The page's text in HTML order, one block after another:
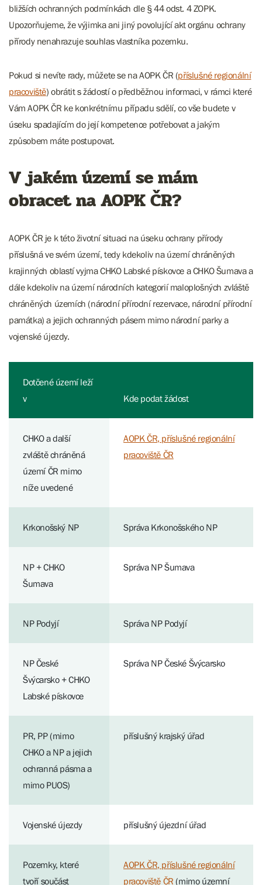
bližších ochranných podmínkách dle § 44 odst. 4 ZOPK.
Upozorňujeme, že výjimka ani jiný povolující akt orgánu ochrany
přírody nenahrazuje souhlas vlastníka pozemku.
Pokud si nevíte rady, můžete se na AOPK ČR (příslušné regionální
pracoviště) obrátit s žádostí o předběžnou informaci, v rámci které
Vám AOPK ČR ke konkrétnímu případu sdělí, co vše budete v
úseku spadajícím do její kompetence potřebovat a jakým
způsobem máte postupovat.
V jakém území se mám
obracet na AOPK ČR?
AOPK ČR je k této životní situaci na úseku ochrany přírody
příslušná ve svém území, tedy kdekoliv na území chráněných
krajinných oblastí vyjma CHKO Labské pískovce a CHKO Šumava a
dále kdekoliv na území národních kategorií maloplošných zvláště
chráněných územích (národní přírodní rezervace, národní přírodní
památka) a jejich ochranných pásem mimo národní parky a
vojenské újezdy.
Dotčené území leží
v
Kde podat žádost
CHKO a další
zvláště chráněná
území ČR mimo
níže uvedené
AOPK ČR, příslušné regionální
pracoviště ČR
Krkonošský NP Správa Krkonošského NP
NP + CHKO
Šumava
Správa NP Šumava
NP Podyjí Správa NP Podyjí
NP České
Švýcarsko + CHKO
Labské pískovce
Správa NP České Švýcarsko
PR, PP (mimo
CHKO a NP a jejich
ochranná pásma a
mimo PUOS)
příslušný krajský úřad
Vojenské újezdy příslušný újezdní úřad
Pozemky, které
tvoří součást
AOPK ČR, příslušné regionální
pracoviště ČR (mimo územní